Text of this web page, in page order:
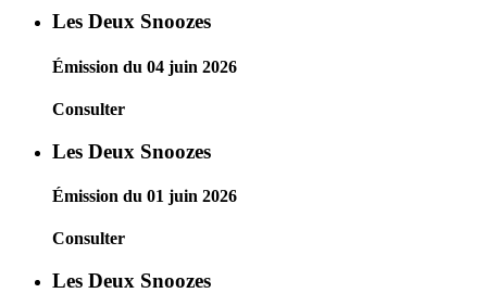
Les Deux Snoozes
Émission du 04 juin 2026
Consulter
Les Deux Snoozes
Émission du 01 juin 2026
Consulter
Les Deux Snoozes